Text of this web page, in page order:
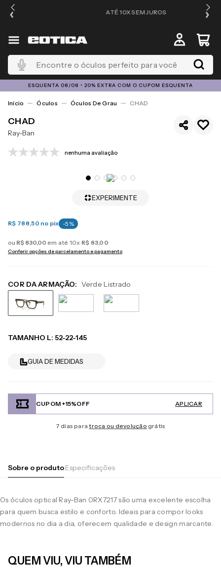
ATÉ 10X SEM JUROS
Encontre o óculos perfeito para você
ESQUENTA 08/08 • 20% EXTRA COM O CUPOM ESQUENTA
Óculos Óculos De Grau CHAD
CHAD
Ray-Ban
nenhuma avaliação
EXPERIMENTE
R$ 788,50 no pix -5 %
ou R$ 830,00 em até 10x R$ 83,00
Conferir opções de parcelamento e pagamento
COR DA ARMAÇÃO: Verde Listrado
TAMANHO L: 52-22-145
GUIA DE MEDIDAS
CUPOM +15%OFF APLICAR
7 dias paratroca ou devolução grátis
Sobre o produtoEspecificações
Os óculos optical Ray-Ban 0RX7217 são uma excelente escolha
para quem busca estilo e conforto. Ideais para compor looks
modernos no dia a dia, oferecem qualidade e design marcante.
QUEM VIU, VIU TAMBÉM